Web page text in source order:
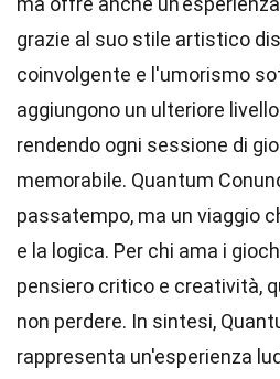
grazie al suo stile artistico
coinvolgente e l'umorismo
aggiungono un ulteriore
rendendo ogni sessione di
memorabile. Quantum
passatempo, ma un viaggio
e la logica. Per chi ama i
pensiero critico e creatività,
non perdere. In sintesi,
rappresenta un'esperienza